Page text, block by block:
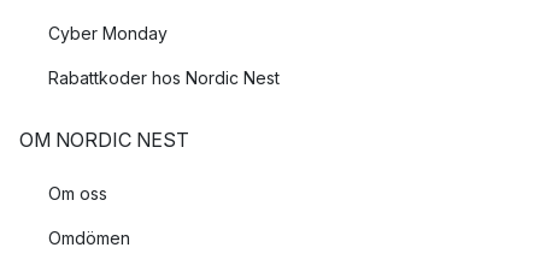
Cyber Monday
Rabattkoder hos Nordic Nest
OM NORDIC NEST
Om oss
Omdömen